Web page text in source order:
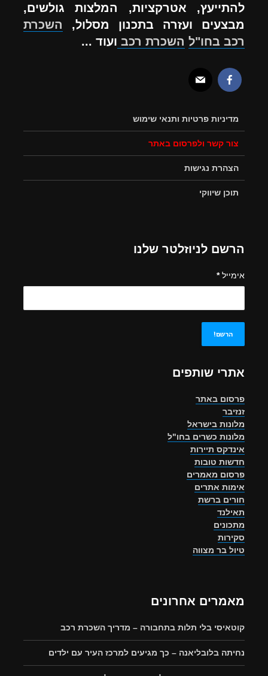
להתייעץ, אטרקציות, המלצות גולשים,
מבצעים ועזרה בתכנון מסלול, השכרת
רכב בחו"ל השכרת רכב ועוד ...
מדיניות פרטיות ותנאי שימוש
צור קשר ולפרסום באתר
הצהרת נגישות
תוכן שיווקי
הרשם לניוזלטר שלנו
אימייל*
אתרי שותפים
פרסום באתר
זנזיבר
מלונות בישראל
מלונות כשרים בחו"ל
אינדקס תיירות
חדשות טובות
פרסום מאמרים
אימות אתרים
חורים ברשת
תאילנד
מתכונים
סקירות
טיול בר מצווה
מאמרים אחרונים
קוטאיסי בלי תלות בתחבורה – מדריך השכרת רכב
נחיתה בלובליאנה – כך מגיעים למרכז העיר עם ילדים